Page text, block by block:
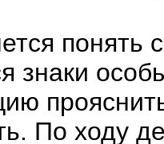
знаки
По ходу